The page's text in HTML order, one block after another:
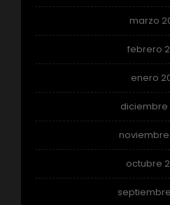
marzo
febrero
enero
diciembre
octubre